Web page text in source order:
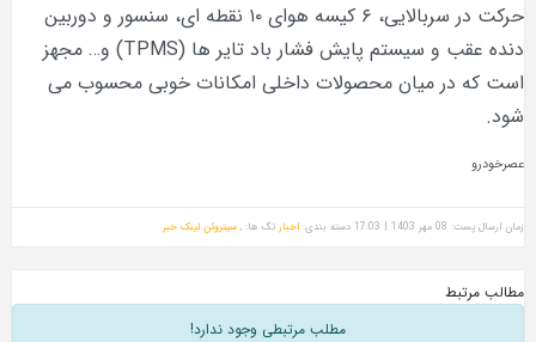
حرکت در سربالایی، ۶ کیسه هوای ۱۰ نقطه ای، سنسور و دوربین
دنده عقب و سیستم پایش فشار باد تایر ها (TPMS) و… مجهز
میان محصولات داخلی امکانات خوبی محسوب می
دسته بندی: اخبار تگ ها: , سیتروئن لینک خبر
مطلب مرتبطی وجود ندارد!